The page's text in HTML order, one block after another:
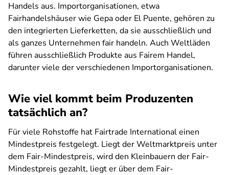
Handels aus. Importorganisationen, etwa
Fairhandelshäuser wie Gepa oder El Puente, gehören zu
den integrierten Lieferketten, da sie ausschließlich und
als ganzes Unternehmen fair handeln. Auch Weltläden
führen ausschließlich Produkte aus Fairem Handel,
darunter viele der verschiedenen Importorganisationen.
Wie viel kommt beim Produzenten
tatsächlich an?
Für viele Rohstoffe hat Fairtrade International einen
Mindestpreis festgelegt. Liegt der Weltmarktpreis unter
dem Fair-Mindestpreis, wird den Kleinbauern der Fair-
Mindestpreis gezahlt, liegt er über dem Fair-